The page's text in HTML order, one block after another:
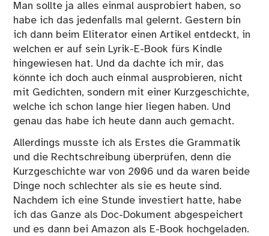
Man sollte ja alles einmal ausprobiert haben, so
habe ich das jedenfalls mal gelernt. Gestern bin
ich dann beim Eliterator einen Artikel entdeckt, in
welchen er auf sein Lyrik-E-Book fürs Kindle
hingewiesen hat. Und da dachte ich mir, das
könnte ich doch auch einmal ausprobieren, nicht
mit Gedichten, sondern mit einer Kurzgeschichte,
welche ich schon lange hier liegen haben. Und
genau das habe ich heute dann auch gemacht.
Allerdings musste ich als Erstes die Grammatik
und die Rechtschreibung überprüfen, denn die
Kurzgeschichte war von 2006 und da waren beide
Dinge noch schlechter als sie es heute sind.
Nachdem ich eine Stunde investiert hatte, habe
ich das Ganze als Doc-Dokument abgespeichert
und es dann bei Amazon als E-Book hochgeladen.